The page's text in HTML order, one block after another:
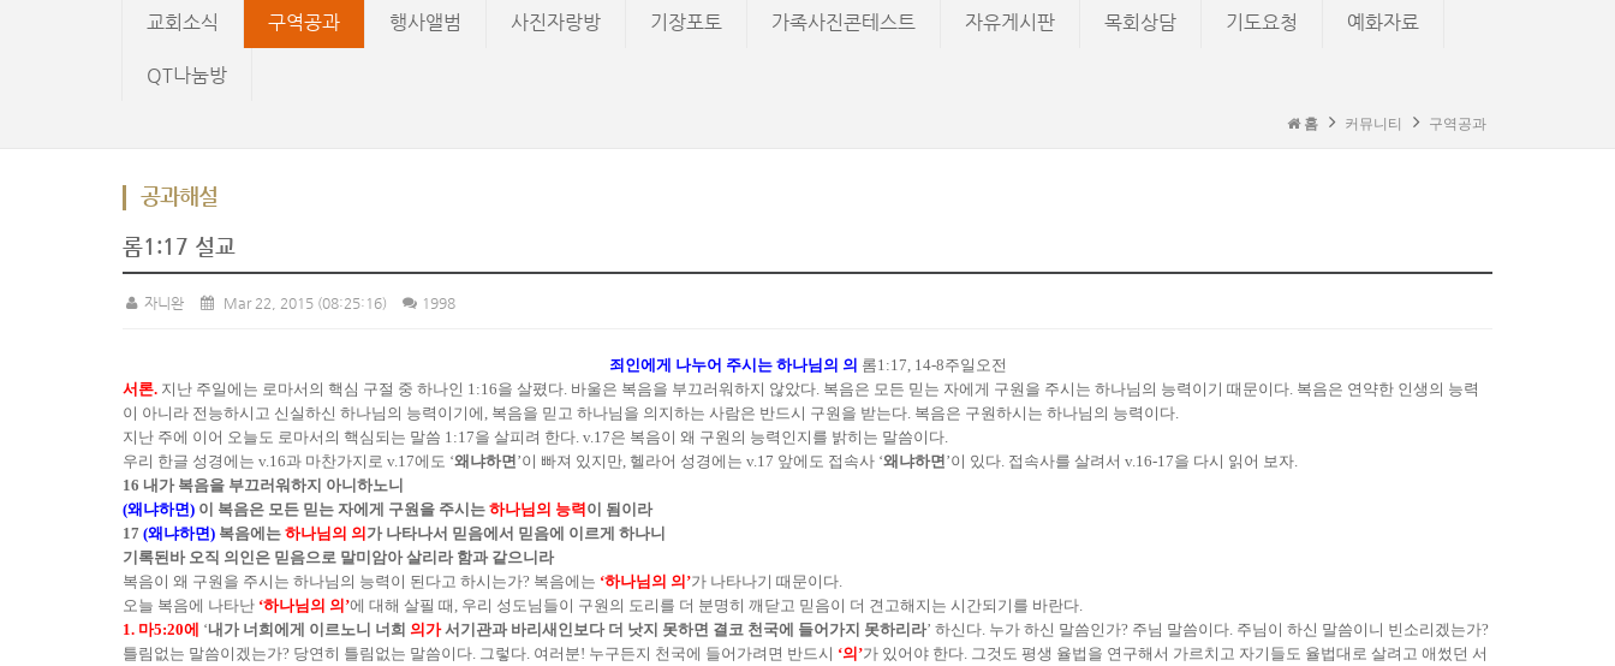
교회소식 구역공과 행사앨범 사진자랑방 기장포토 가족사진콘테스트 자유게시판 목회상담 기도요청 예화자료
QT나눔방
홈 커뮤니티 구역공과
공과해설
롬1:17 설교
자니완 Mar 22, 2015 (08:25:16) 1998
죄인에게 나누어 주시는 하나님의 의 롬1:17, 14-8주일오전
서론. 지난 주일에는 로마서의 핵심 구절 중 하나인 1:16을 살폈다. 바울은 복음을 부끄러워하지 않았다. 복음은 모든 믿는 자에게 구원을 주시는 하나님의 능력이기 때문이다. 복음은 연약한 인생의 능력
이 아니라 전능하시고 신실하신 하나님의 능력이기에, 복음을 믿고 하나님을 의지하는 사람은 반드시 구원을 받는다. 복음은 구원하시는 하나님의 능력이다.
지난 주에 이어 오늘도 로마서의 핵심되는 말씀 1:17을 살피려 한다. v.17은 복음이 왜 구원의 능력인지를 밝히는 말씀이다.
우리 한글 성경에는 v.16과 마찬가지로 v.17에도 ‘왜냐하면’이 빠져 있지만, 헬라어 성경에는 v.17 앞에도 접속사 ‘왜냐하면’이 있다. 접속사를 살려서 v.16-17을 다시 읽어 보자.
16 내가 복음을 부끄러워하지 아니하노니
(왜냐하면) 이 복음은 모든 믿는 자에게 구원을 주시는 하나님의 능력 이 됨이라
17 (왜냐하면) 복음에는 하나님의 의 가 나타나서 믿음에서 믿음에 이르게 하나니
기록된바 오직 의인은 믿음으로 말미암아 살리라 함과 같으니라
복음이 왜 구원을 주시는 하나님의 능력이 된다고 하시는가? 복음에는 ‘하나님의 의’가 나타나기 때문이다.
오늘 복음에 나타난 ‘하나님의 의’에 대해 살필 때, 우리 성도님들이 구원의 도리를 더 분명히 깨닫고 믿음이 더 견고해지는 시간되기를 바란다.
1. 마5:20에 ‘내가 너희에게 이르노니 너희 의가서기관과 바리새인보다 더 낫지 못하면 결코 천국에 들어가지 못하리라’ 하신다. 누가 하신 말씀인가? 주님 말씀이다. 주님이 하신 말씀이니 빈소리겠는가?
틀림없는 말씀이겠는가? 당연히 틀림없는 말씀이다. 그렇다. 여러분! 누구든지 천국에 들어가려면 반드시 ‘의’가 있어야 한다. 그것도 평생 율법을 연구해서 가르치고 자기들도 율법대로 살려고 애썼던 서